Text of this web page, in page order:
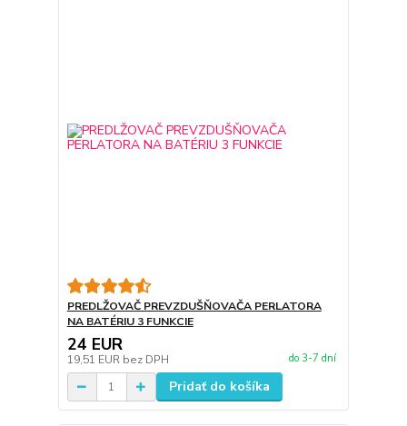
PREDLŽOVAČ PREVZDUŠŇOVAČA PERLATORA
NA BATÉRIU 3 FUNKCIE
24 EUR
19,51 EUR bez DPH do 3-7 dní
Pridať do košíka